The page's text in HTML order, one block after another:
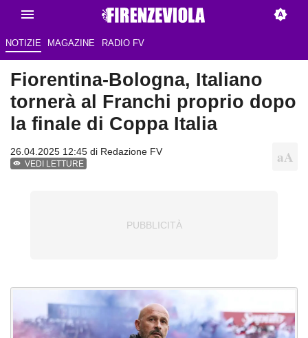
NOTIZIE MAGAZINE RADIO FV
Fiorentina-Bologna, Italiano
tornerà al Franchi proprio dopo
la finale di Coppa Italia
26.04.2025 12:45 di Redazione FV
VEDI LETTURE